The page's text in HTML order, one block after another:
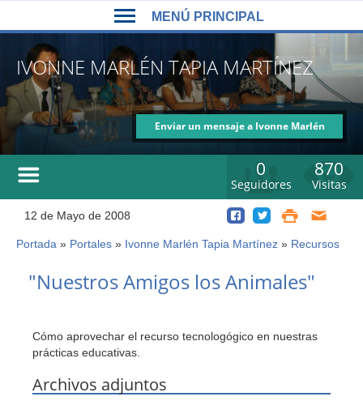
navigation
IVONNE MARLÉN TAPIA MARTÍNEZ
Enviar un mensaje a Ivonne Marlén
870
Visitas
0
Seguidores
12 de Mayo de 2008
Usted
está
aquí
Portada » Portales » Ivonne Marlén Tapia Martínez » Recursos
"Nuestros Amigos los Animales"
Cómo aprovechar el recurso tecnologógico en nuestras
prácticas educativas.
Archivos adjuntos
MENÚ PRINCIPAL
MENÚ
PRINCIPAL